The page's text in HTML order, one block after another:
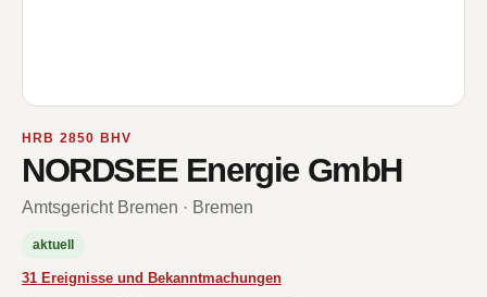
HRB 2850 BHV
NORDSEE Energie GmbH
Amtsgericht Bremen · Bremen
aktuell
31 Ereignisse und Bekanntmachungen